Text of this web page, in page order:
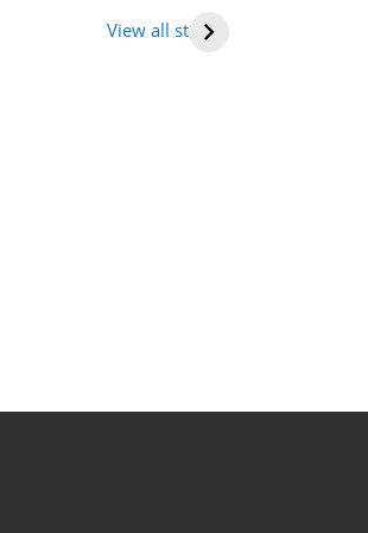
View all stories
राजमार्ग की सूची